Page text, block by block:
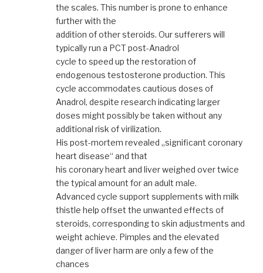
the scales. This number is prone to enhance
further with the
addition of other steroids. Our sufferers will
typically run a PCT post-Anadrol
cycle to speed up the restoration of
endogenous testosterone production. This
cycle accommodates cautious doses of
Anadrol, despite research indicating larger
doses might possibly be taken without any
additional risk of virilization.
His post-mortem revealed „significant coronary
heart disease“ and that
his coronary heart and liver weighed over twice
the typical amount for an adult male.
Advanced cycle support supplements with milk
thistle help offset the unwanted effects of
steroids, corresponding to skin adjustments and
weight achieve. Pimples and the elevated
danger of liver harm are only a few of the
chances